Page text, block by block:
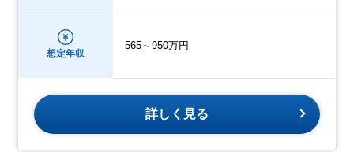
想定年収
565～950万円
詳しく見る